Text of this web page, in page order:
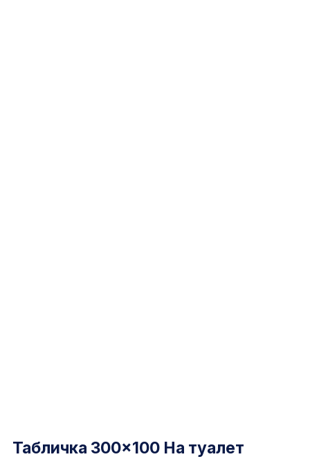
Табличка 300×100 На туалет